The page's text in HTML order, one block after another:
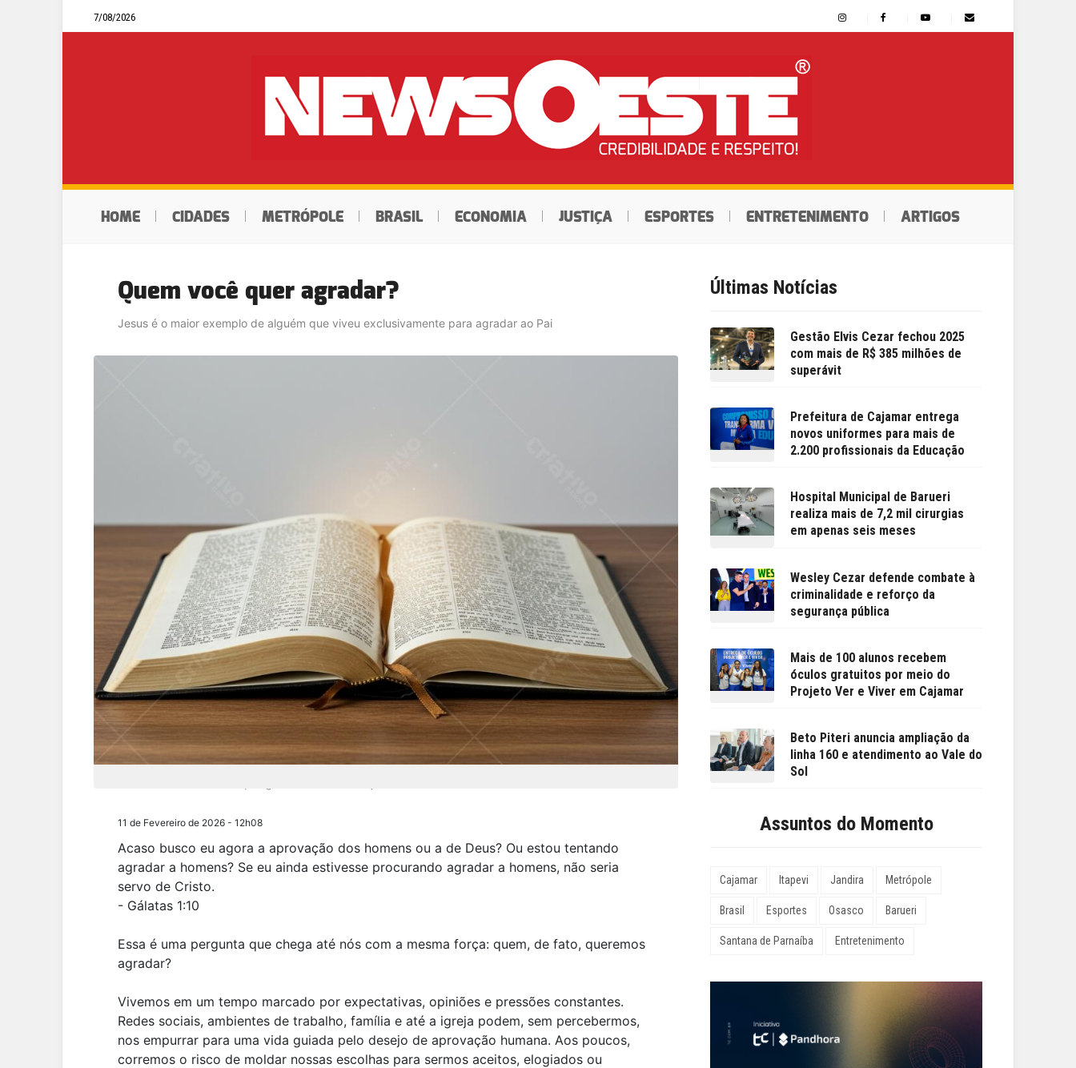
7/08/2026
HOME CIDADES METRÓPOLE BRASIL ECONOMIA JUSTIÇA ESPORTES ENTRETENIMENTO ARTIGOS
Quem você quer agradar?
Jesus é o maior exemplo de alguém que viveu exclusivamente para agradar ao Pai
11 de Fevereiro de 2026 - 12h08
Acaso busco eu agora a aprovação dos homens ou a de Deus? Ou estou tentando
agradar a homens? Se eu ainda estivesse procurando agradar a homens, não seria
servo de Cristo.
- Gálatas 1:10
Essa é uma pergunta que chega até nós com a mesma força: quem, de fato, queremos
agradar?
Vivemos em um tempo marcado por expectativas, opiniões e pressões constantes.
Redes sociais, ambientes de trabalho, família e até a igreja podem, sem percebermos,
nos empurrar para uma vida guiada pelo desejo de aprovação humana. Aos poucos,
corremos o risco de moldar nossas escolhas para sermos aceitos, elogiados ou
Últimas Notícias
Gestão Elvis Cezar fechou 2025
com mais de R$ 385 milhões de
superávit
Prefeitura de Cajamar entrega
novos uniformes para mais de
2.200 profissionais da Educação
Hospital Municipal de Barueri
realiza mais de 7,2 mil cirurgias
em apenas seis meses
Wesley Cezar defende combate à
criminalidade e reforço da
segurança pública
Mais de 100 alunos recebem
óculos gratuitos por meio do
Projeto Ver e Viver em Cajamar
Beto Piteri anuncia ampliação da
linha 160 e atendimento ao Vale do
Sol
Assuntos do Momento
Cajamar Itapevi Jandira Metrópole
Brasil Esportes Osasco Barueri
Santana de Parnaíba Entretenimento